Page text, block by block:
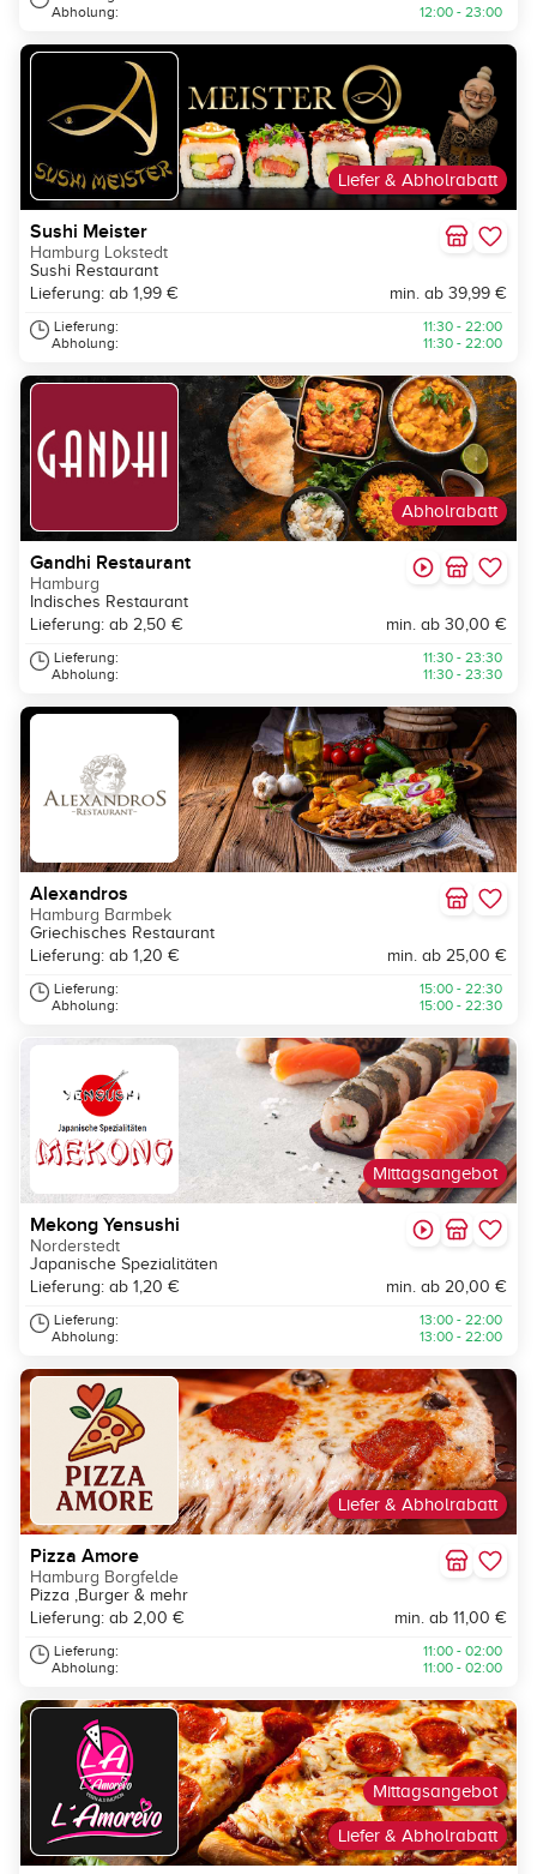
Abholung:
12:00 - 23:00
Liefer & Abholrabatt
Sushi Meister
Hamburg Lokstedt
Sushi Restaurant
Lieferung: ab 1,99 €
min. ab 39,99 €
Lieferung:
Abholung:
11:30 - 22:00
11:30 - 22:00
Abholrabatt
Gandhi Restaurant
Hamburg
Indisches Restaurant
Lieferung: ab 2,50 €
min. ab 30,00 €
Lieferung:
Abholung:
11:30 - 23:30
11:30 - 23:30
Alexandros
Hamburg Barmbek
Griechisches Restaurant
Lieferung: ab 1,20 €
min. ab 25,00 €
Lieferung:
Abholung:
15:00 - 22:30
15:00 - 22:30
Mittagsangebot
Mekong Yensushi
Norderstedt
Japanische Spezialitäten
Lieferung: ab 1,20 €
min. ab 20,00 €
Lieferung:
Abholung:
13:00 - 22:00
13:00 - 22:00
Liefer & Abholrabatt
Pizza Amore
Hamburg Borgfelde
Pizza ,Burger & mehr
Lieferung: ab 2,00 €
min. ab 11,00 €
Lieferung:
Abholung:
11:00 - 02:00
11:00 - 02:00
Liefer & Abholrabatt
Mittagsangebot